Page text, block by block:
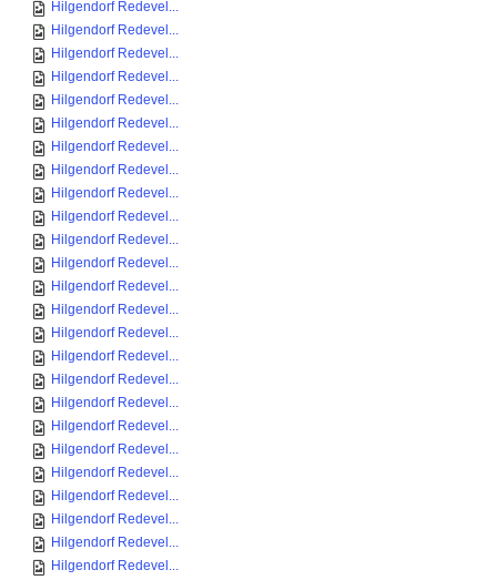
Hilgendorf Redevel...
Hilgendorf Redevel...
Hilgendorf Redevel...
Hilgendorf Redevel...
Hilgendorf Redevel...
Hilgendorf Redevel...
Hilgendorf Redevel...
Hilgendorf Redevel...
Hilgendorf Redevel...
Hilgendorf Redevel...
Hilgendorf Redevel...
Hilgendorf Redevel...
Hilgendorf Redevel...
Hilgendorf Redevel...
Hilgendorf Redevel...
Hilgendorf Redevel...
Hilgendorf Redevel...
Hilgendorf Redevel...
Hilgendorf Redevel...
Hilgendorf Redevel...
Hilgendorf Redevel...
Hilgendorf Redevel...
Hilgendorf Redevel...
Hilgendorf Redevel...
Hilgendorf Redevel...